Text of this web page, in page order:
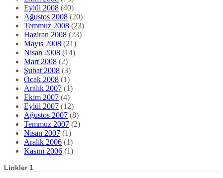
Eylül 2008 (40)
Ağustos 2008 (20)
Temmuz 2008 (23)
Haziran 2008 (23)
Mayıs 2008 (21)
Nisan 2008 (14)
Mart 2008 (2)
Şubat 2008 (3)
Ocak 2008 (1)
Aralık 2007 (1)
Ekim 2007 (4)
Eylül 2007 (12)
Ağustos 2007 (8)
Temmuz 2007 (2)
Nisan 2007 (1)
Aralık 2006 (1)
Kasım 2006 (1)
Linkler 1